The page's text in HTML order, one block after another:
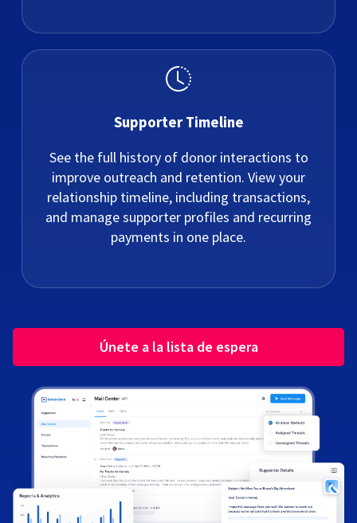
Supporter Timeline
See the full history of donor interactions to
improve outreach and retention. View your
relationship timeline, including transactions,
and manage supporter profiles and recurring
payments in one place.
Únete a la lista de espera